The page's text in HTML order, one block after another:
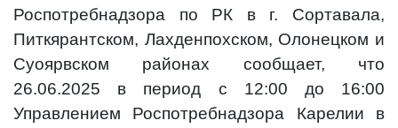
Роспотребнадзора по РК в г. Сортавала,
Питкярантском, Лахденпохском, Олонецком и
Суоярвском районах сообщает, что
26.06.2025 в период с 12:00 до 16:00
Управлением Роспотребнадзора Карелии в